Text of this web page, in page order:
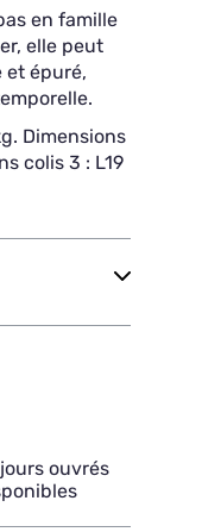
en famille
elle peut
et épuré,
Dimensions
colis 3 : L19
ouvrés